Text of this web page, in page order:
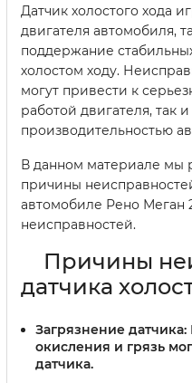
Датчик холостого хода
двигателя автомобиля,
поддержание
холостом ходу.
могут привести к
работой двигателя, так
производительностью
В данном материале мы
причины
автомобиле Рено Меган
неисправностей.
Причины
датчика
Загрязнение датчика:
окисления и грязь
датчика.